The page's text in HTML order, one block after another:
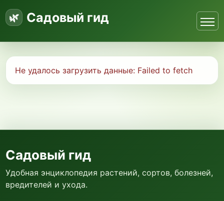
Садовый гид
Не удалось загрузить данные: Failed to fetch
Садовый гид
Удобная энциклопедия растений, сортов, болезней,
вредителей и ухода.